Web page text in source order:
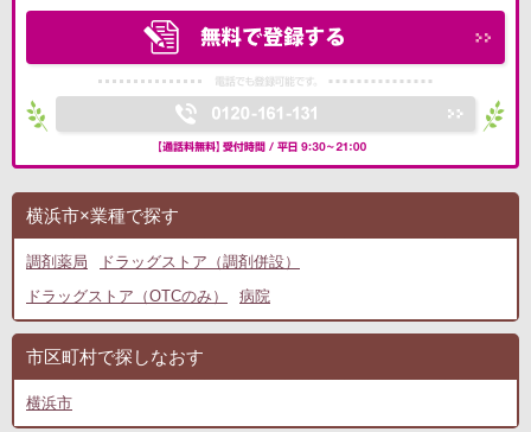
横浜市×業種で探す
調剤薬局
ドラッグストア（調剤併設）
ドラッグストア（OTCのみ）
病院
市区町村で探しなおす
横浜市